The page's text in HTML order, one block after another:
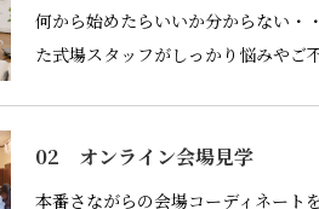
何から始めたらいいか分からない・
た式場スタッフがしっかり悩みやご
02 オンライン会場見学
本番さながらの会場コーディネー